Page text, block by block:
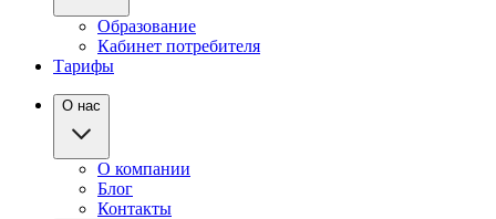
Образование
Кабинет потребителя
Тарифы
О нас
О компании
Блог
Контакты